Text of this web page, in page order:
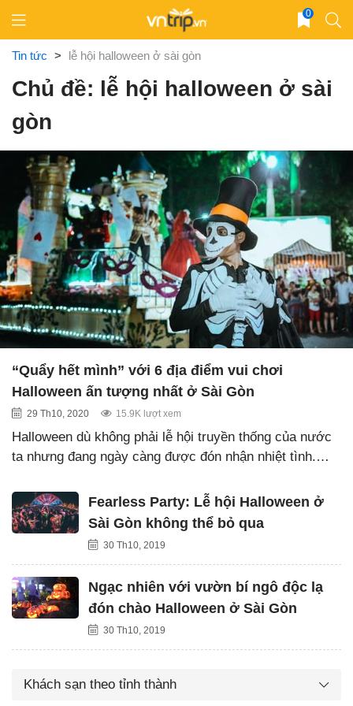
content
0
Tin tức > lễ hội halloween ở sài gòn
Chủ đề: lễ hội halloween ở sài
gòn
“Quẩy hết mình” với 6 địa điểm vui chơi
Halloween ấn tượng nhất ở Sài Gòn
29 Th10, 2020 15.9K lượt xem
Halloween dù không phải lễ hội truyền thống của nước
ta nhưng đang ngày càng được đón nhận nhiệt tình.…
Fearless Party: Lễ hội Halloween ở
Sài Gòn không thể bỏ qua
30 Th10, 2019
Ngạc nhiên với vườn bí ngô độc lạ
đón chào Halloween ở Sài Gòn
30 Th10, 2019
Khách sạn theo tỉnh thành